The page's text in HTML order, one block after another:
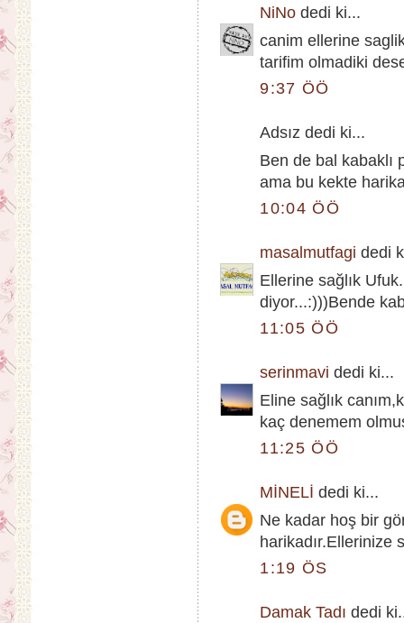
NiNo dedi ki...
canim ellerine
tarifim olmadiki
9:37 ÖÖ
Adsız dedi ki...
Ben de bal kabaklı
ama bu kekte
10:04 ÖÖ
masalmutfagi dedi
Ellerine sağlık
diyor...:)))Bende
11:05 ÖÖ
serinmavi dedi ki...
Eline sağlık
kaç denemem
11:25 ÖÖ
MİNELİ dedi ki...
Ne kadar hoş bir
harikadır.Ellerinize
1:19 ÖS
Damak Tadı dedi